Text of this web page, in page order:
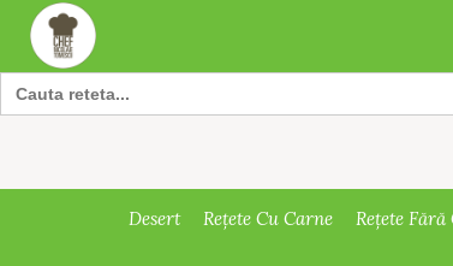
Search
for:
Desert Rețete Cu Carne Rețete Fără